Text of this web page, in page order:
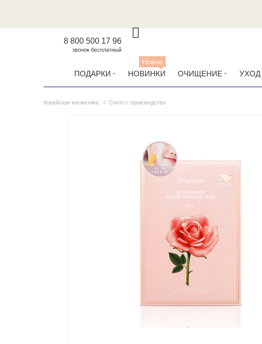
8 800 500 17 96
звонок бесплатный
ПОДАРКИ НОВИНКИ
Новое
ОЧИЩЕНИЕ
Корейская косметика Снято с производства